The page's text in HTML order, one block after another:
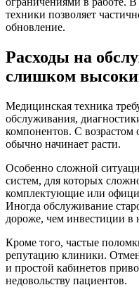
техники позволяет
обновление.
Расходы на
слишком
Медицинская техника
обслуживания,
компонентов. С возрастом
обычно начинает расти.
Особенно сложной
систем, для которых
комплектующие или
Иногда обслуживание
дороже, чем инвестиции в
Кроме того, частые
репутацию клиники.
и простой кабинетов
недовольству пациентов.